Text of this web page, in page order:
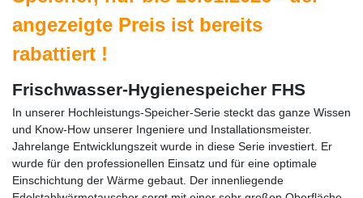
angezeigte Preis ist bereits
rabattiert !
Frischwasser-Hygienespeicher FHS
In unserer Hochleistungs-Speicher-Serie steckt das ganze Wissen
und Know-How unserer Ingeniere und Installationsmeister.
Jahrelange Entwicklungszeit wurde in diese Serie investiert. Er
wurde für den professionellen Einsatz und für eine optimale
Einschichtung der Wärme gebaut. Der innenliegende